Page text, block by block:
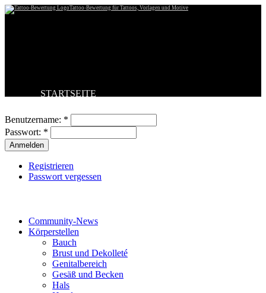
Tattoo-Bewertung für Tattoos, Vorlagen und Motive
STARTSEITE
BESTE TATTOOS
NEUESTE TATTOOS
KOMMENTARE
FORUM
Benutzername: *
Passwort: *
Registrieren
Passwort vergessen
Community-News
Körperstellen
Bauch
Brust und Dekolleté
Genitalbereich
Gesäß und Becken
Hals